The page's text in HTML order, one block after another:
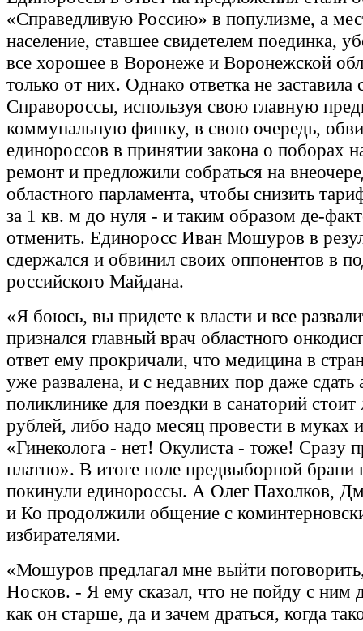
«Справедливую Россию» в популизме, а
население, ставшее свидетелем поединка,
все хорошее в Воронеже и Воронежской
только от них. Однако ответка не заставила
Справороссы, используя свою главную
коммунальную фишку, в свою очередь,
единороссов в принятии закона о поборах
ремонт и предложили собраться на
областного парламента, чтобы снизить
за 1 кв. м до нуля - и таким образом де-
отменить. Единоросс Иван Мошуров в
сдержался и обвинил своих оппонентов в
российского Майдана.
«Я боюсь, вы придете к власти и все
признался главный врач областного
ответ ему прокричали, что медицина в
уже развалена, и с недавних пор даже сдать
поликлинике для поездки в санаторий
рублей, либо надо месяц провести в муках
«Гинеколога - нет! Окулиста - тоже! Сразу
платно». В итоге поле предвыборной
покинули единороссы. А Олег Пахолков,
и Ко продолжили общение с
избирателями.
«Мошуров предлагал мне выйти
Носков. - Я ему сказал, что не пойду с ним
как он старше, да и зачем драться, когда